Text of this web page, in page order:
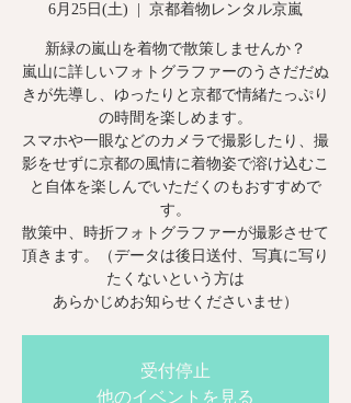
6月25日(土) 京都着物レンタル京嵐
新緑の嵐山を着物で散策しませんか？
嵐山に詳しいフォトグラファーのうさだだぬ
きが先導し、ゆったりと京都で情緒たっぷり
の時間を楽しめます。
スマホや一眼などのカメラで撮影したり、撮
影をせずに京都の風情に着物姿で溶け込むこ
と自体を楽しんでいただくのもおすすめで
す。
散策中、時折フォトグラファーが撮影させて
頂きます。（データは後日送付、写真に写り
たくないという方は
あらかじめお知らせくださいませ）
受付停止
他のイベントを見る